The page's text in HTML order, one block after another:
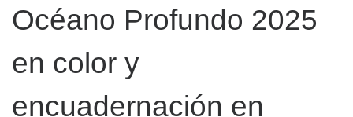
Océano Profundo 2025
en color y
encuadernación en